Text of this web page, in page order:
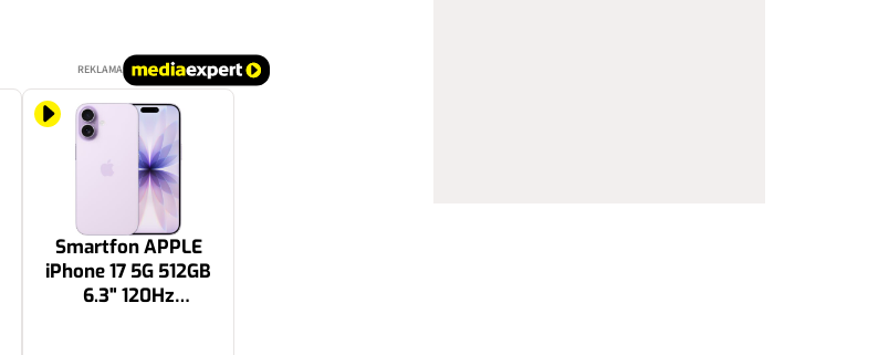
REKLAMA
Smartfon APPLE
iPhone 17 5G 512GB
6.3" 120Hz